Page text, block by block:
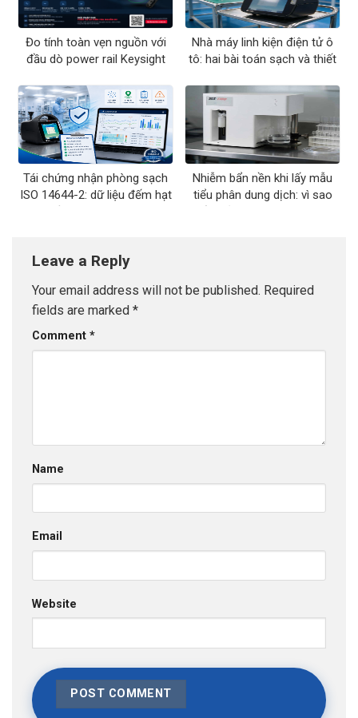
Đo tính toàn vẹn nguồn với
đầu dò power rail Keysight
Nhà máy linh kiện điện tử ô
tô: hai bài toán sạch và thiết
Tái chứng nhận phòng sạch
ISO 14644-2: dữ liệu đếm hạt
Nhiễm bẩn nền khi lấy mẫu
tiểu phân dung dịch: vì sao
Leave a Reply
Your email address will not be published. Required
fields are marked *
Comment *
Name
Email
Website